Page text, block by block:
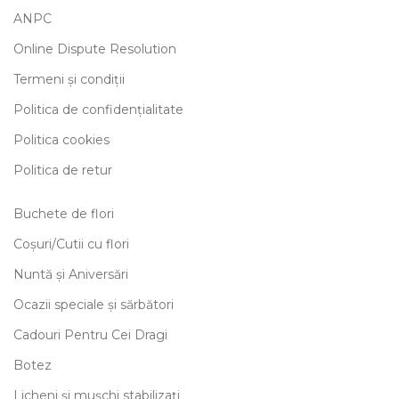
ANPC
Online Dispute Resolution
Termeni și condiții
Politica de confidențialitate
Politica cookies
Politica de retur
Buchete de flori
Coșuri/Cutii cu flori
Nuntă și Aniversări
Ocazii speciale și sărbători
Cadouri Pentru Cei Dragi
Botez
Licheni și mușchi stabilizați